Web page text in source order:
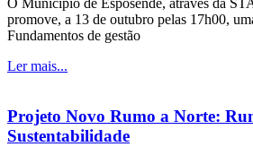
promove, a 13 de outubro pelas 17h00,
Fundamentos de gestão
Ler mais...
Projeto Novo Rumo a Norte:
Sustentabilidade